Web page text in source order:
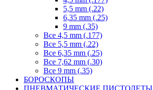
5,5 mm (.22)
6,35 mm (.25)
9 mm (.35)
Все 4,5 mm (.177)
Все 5,5 mm (.22)
Все 6,35 mm (.25)
Все 7,62 mm (.30)
Все 9 mm (.35)
БОРОСКОПЫ
ПНЕВМАТИЧЕСКИЕ ПИСТОЛЕТЫ